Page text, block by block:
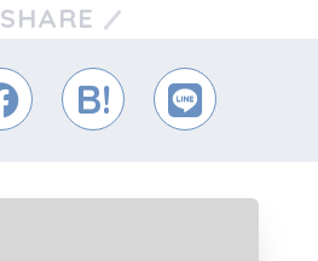
SHARE